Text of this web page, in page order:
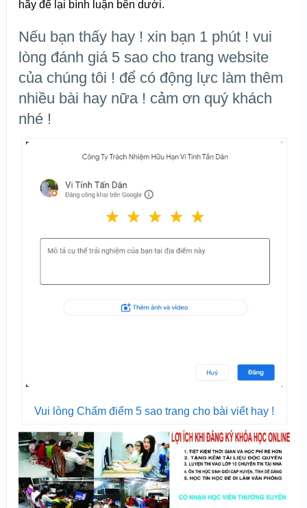
hãy để lại bình luận bên dưới.
Nếu bạn thấy hay ! xin bạn 1 phút ! vui
lòng đánh giá 5 sao cho trang website
của chúng tôi ! để có động lực làm thêm
nhiều bài hay nữa ! cảm ơn quý khách
nhé !
Vui lòng Chấm điểm 5 sao trang cho bài viết hay !